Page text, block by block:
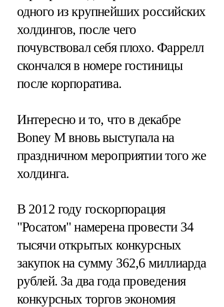
одного из крупнейших российских
холдингов, после чего
почувствовал себя плохо. Фаррелл
скончался в номере гостиницы
после корпоратива.
Интересно и то, что в декабре
Boney M вновь выступала на
праздничном мероприятии того же
холдинга.
В 2012 году госкорпорация
"Росатом" намерена провести 34
тысячи открытых конкурсных
закупок на сумму 362,6 миллиарда
рублей. За два года проведения
конкурсных торгов экономия